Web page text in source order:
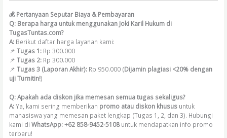
💰 Pertanyaan Seputar Biaya & Pembayaran
Q: Berapa harga untuk menggunakan Joki Karil Hukum di
TugasTuntas.com?
A: Berikut daftar harga layanan kami:
📌Tugas 1: Rp 300.000
📌Tugas 2: Rp 300.000
📌Tugas 3 (Laporan Akhir): Rp 950.000 (Dijamin plagiasi <20% dengan
uji Turnitin!)
Q: Apakah ada diskon jika memesan semua tugas sekaligus?
A:Ya, kami sering memberikan promo atau diskon khusus untuk
mahasiswa yang memesan paket lengkap (Tugas 1, 2, dan 3). Hubungi
kami diWhatsApp: +62 858-9452-5108untuk mendapatkan info promo
terbaru!